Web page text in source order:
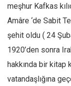
meşhur Kafkas
Amâre ‘de Sabit
şehit oldu ( 24
1920’den sonra
hakkında bir kitap
vatandaşlığına